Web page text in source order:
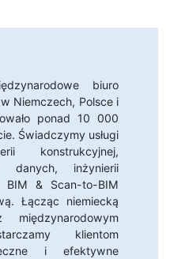
biuro
Niemczech, Polsce i
ponad 10 000
Świadczymy usługi
konstrukcyjnej,
danych, inżynierii
BIM & Scan-to-BIM
Łącząc niemiecką
klientom
i efektywne